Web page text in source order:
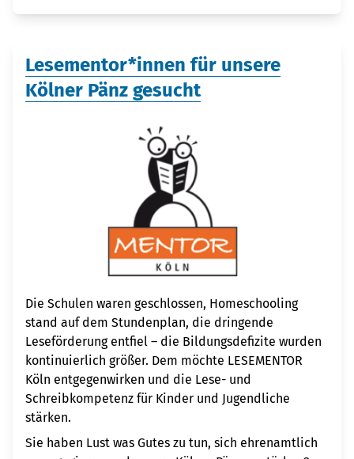
Lesementor*innen für unsere
Kölner Pänz gesucht
Die Schulen waren geschlossen, Homeschooling
stand auf dem Stundenplan, die dringende
Leseförderung entfiel – die Bildungsdefizite wurden
kontinuierlich größer. Dem möchte LESEMENTOR
Köln entgegenwirken und die Lese- und
Schreibkompetenz für Kinder und Jugendliche
stärken.
Sie haben Lust was Gutes zu tun, sich ehrenamtlich